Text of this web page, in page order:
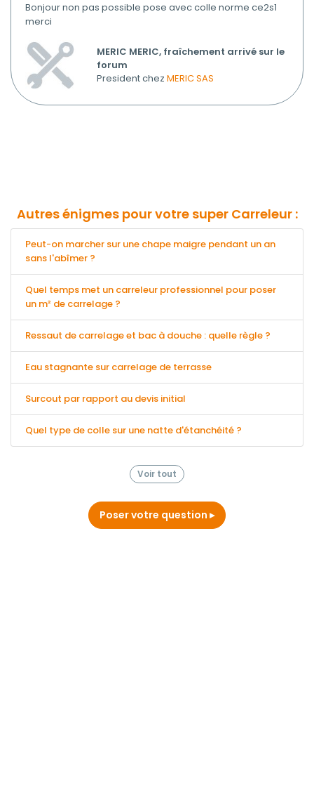
Bonjour non pas possible pose avec colle norme ce2s1
merci
MERIC MERIC, fraîchement arrivé sur le
forum
President chez MERIC SAS
Autres énigmes pour votre super Carreleur :
Peut-on marcher sur une chape maigre pendant un an
sans l'abîmer ?
Quel temps met un carreleur professionnel pour poser
un m² de carrelage ?
Ressaut de carrelage et bac à douche : quelle règle ?
Eau stagnante sur carrelage de terrasse
Surcout par rapport au devis initial
Quel type de colle sur une natte d'étanchéité ?
Voir tout
Poser votre question